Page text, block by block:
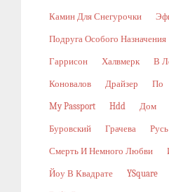
Камин Для Снегурочки
Подруга Особого Назначения
Гаррисон Халвмерк В
Коновалов Драйзер По
My Passport Hdd Дом
Буровский Грачева Русь
Смерть И Немного Любви
Йоу В Квадрате YSquare